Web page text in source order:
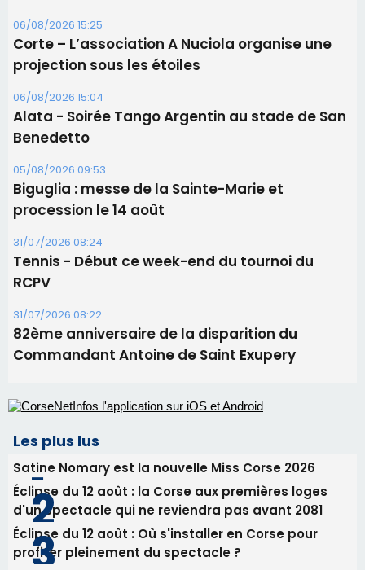
05/08/2026 09:53
Biguglia : messe de la Sainte-Marie et
procession le 14 août
31/07/2026 08:24
Tennis - Début ce week-end du tournoi du
RCPV
31/07/2026 08:22
82ème anniversaire de la disparition du
Commandant Antoine de Saint Exupery
Les plus lus
Satine Nomary est la nouvelle Miss Corse 2026
Éclipse du 12 août : la Corse aux premières loges
d'un spectacle qui ne reviendra pas avant 2081
profiter pleinement du spectacle ?
consommation en recul dans les restaurants
La gendarmerie alerte les restaurateurs corses
face à une nouvelle escroquerie au faux vendeur de
vin
Newsletter